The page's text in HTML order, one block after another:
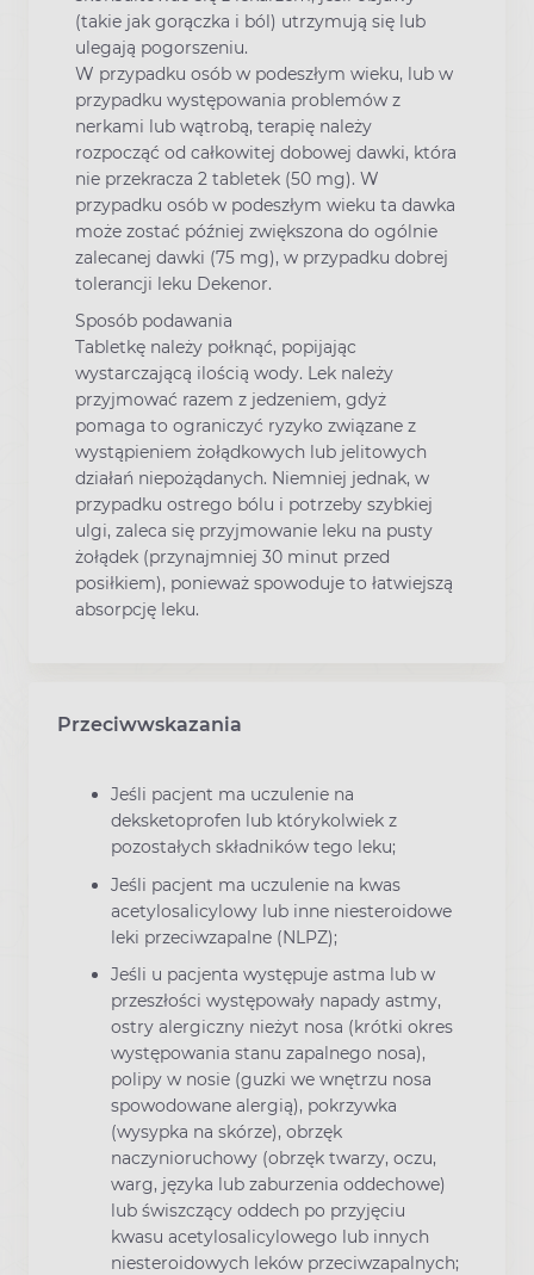
(takie jak gorączka i ból) utrzymują się lub
ulegają pogorszeniu.
W przypadku osób w podeszłym wieku, lub w
przypadku występowania problemów z
nerkami lub wątrobą, terapię należy
rozpocząć od całkowitej dobowej dawki, która
nie przekracza 2 tabletek (50 mg). W
przypadku osób w podeszłym wieku ta dawka
może zostać później zwiększona do ogólnie
zalecanej dawki (75 mg), w przypadku dobrej
tolerancji leku Dekenor.
Sposób podawania
Tabletkę należy połknąć, popijając
wystarczającą ilością wody. Lek należy
przyjmować razem z jedzeniem, gdyż
pomaga to ograniczyć ryzyko związane z
wystąpieniem żołądkowych lub jelitowych
działań niepożądanych. Niemniej jednak, w
przypadku ostrego bólu i potrzeby szybkiej
ulgi, zaleca się przyjmowanie leku na pusty
żołądek (przynajmniej 30 minut przed
posiłkiem), ponieważ spowoduje to łatwiejszą
absorpcję leku.
Przeciwwskazania
Jeśli pacjent ma uczulenie na
deksketoprofen lub którykolwiek z
pozostałych składników tego leku;
Jeśli pacjent ma uczulenie na kwas
acetylosalicylowy lub inne niesteroidowe
leki przeciwzapalne (NLPZ);
Jeśli u pacjenta występuje astma lub w
przeszłości występowały napady astmy,
ostry alergiczny nieżyt nosa (krótki okres
występowania stanu zapalnego nosa),
polipy w nosie (guzki we wnętrzu nosa
spowodowane alergią), pokrzywka
(wysypka na skórze), obrzęk
naczynioruchowy (obrzęk twarzy, oczu,
warg, języka lub zaburzenia oddechowe)
lub świszczący oddech po przyjęciu
kwasu acetylosalicylowego lub innych
niesteroidowych leków przeciwzapalnych;